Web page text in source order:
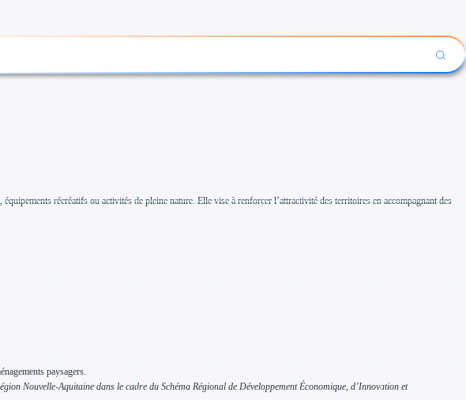
récréatifs ou activités de pleine nature. Elle vise à renforcer l’attractivité des territoires en accompagnant des
paysagers.
Nouvelle-Aquitaine dans le cadre du Schéma Régional de Développement Économique, d’Innovation et